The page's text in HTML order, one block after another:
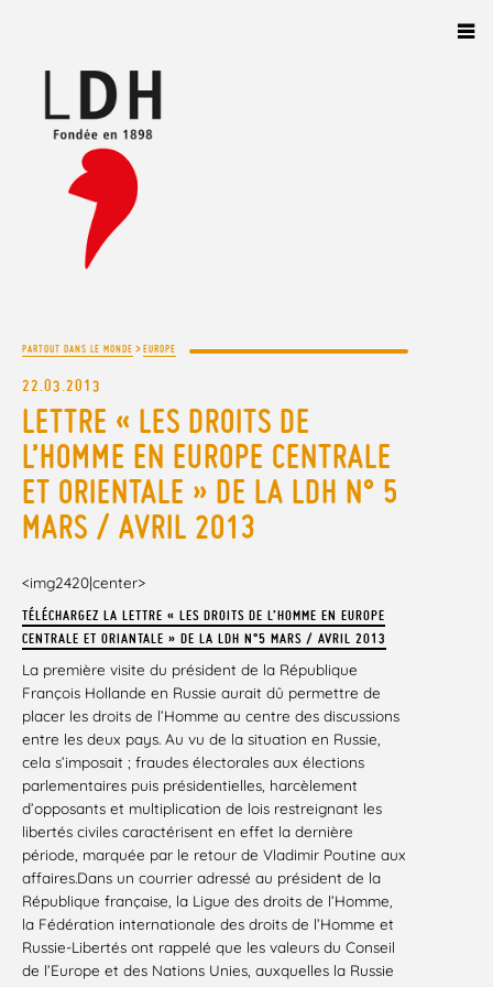
PARTOUT DANS LE MONDE >EUROPE
22.03.2013
LETTRE « LES DROITS DE
L’HOMME EN EUROPE CENTRALE
ET ORIENTALE » DE LA LDH N° 5
MARS / AVRIL 2013
<img2420|center>
TÉLÉCHARGEZ LA LETTRE « LES DROITS DE L’HOMME EN EUROPE
CENTRALE ET ORIANTALE » DE LA LDH N°5 MARS / AVRIL 2013
La première visite du président de la République
François Hollande en Russie aurait dû permettre de
placer les droits de l’Homme au centre des discussions
entre les deux pays. Au vu de la situation en Russie,
cela s’imposait ; fraudes électorales aux élections
parlementaires puis présidentielles, harcèlement
d’opposants et multiplication de lois restreignant les
libertés civiles caractérisent en effet la dernière
période, marquée par le retour de Vladimir Poutine aux
affaires.Dans un courrier adressé au président de la
République française, la Ligue des droits de l’Homme,
la Fédération internationale des droits de l’Homme et
Russie-Libertés ont rappelé que les valeurs du Conseil
de l’Europe et des Nations Unies, auxquelles la Russie